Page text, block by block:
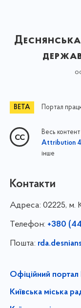
Портал
Весь
Attribution
інше
Контакти
Адреса: 02225, м.
Телефон: +380
Пошта:
Офіційний портал
Київська міська